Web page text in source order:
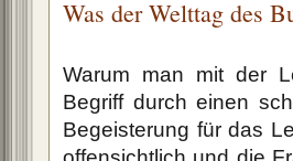
Was der Welttag des
Warum man mit der
Begriff durch einen
Begeisterung für das